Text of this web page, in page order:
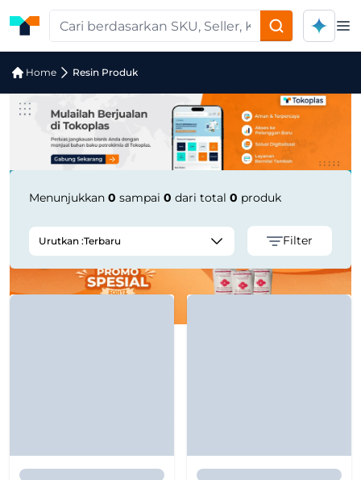
Home Resin Produk
Pencarian Produk "Anti-Fog BOPP
Menunjukkan 0 sampai 0 dari total 0 produk
Urutkan :Terbaru Filter